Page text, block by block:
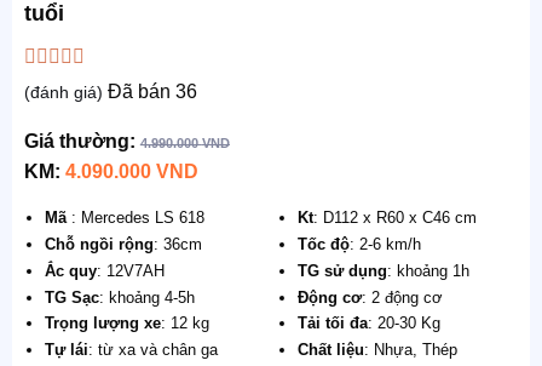
tuổi
Được
xếp
0.0
5
sao
(đánh giá) Đã bán 36
Giá thường:4.990.000VND
KM: 4.090.000 VND
Mã : Mercedes LS 618 Kt: D112 x R60 x C46 cm
Chỗ ngồi rộng: 36cm Tốc độ: 2-6 km/h
Ắc quy: 12V7AH TG sử dụng: khoảng 1h
TG Sạc: khoảng 4-5h Động cơ: 2 động cơ
Trọng lượng xe: 12 kg Tải tối đa: 20-30 Kg
Tự lái: từ xa và chân ga Chất liệu: Nhựa, Thép